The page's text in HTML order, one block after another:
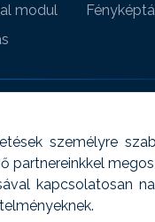
személyre
partnereinkkel
kapcsolatosan
modul